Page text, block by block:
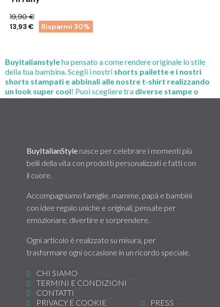
19,90 €
13,93 €
Risparmi 30%
Buyitalianstyleha pensato a come rendere originale lo stile
della tua bambina. Scegli i nostri shorts pailette e i nostri
shorts stampati e abbinali alle nostre t-shirt realizzando
un look super cool! Puoi scegliere tra diverse stampe o
personalizzareil suo shorts con il suo nome o con la stampa
BuyItalianStyle nasce per celebrare i momenti più
belli della vita con prodotti personalizzati e fatti con
il cuore.
Accompagniamo famiglie, mamme, papà e bambini
con idee regalo uniche e originali, pensate per
emozionare, divertire e sorprendere.
Ogni articolo è realizzato su misura, per
trasformare ogni occasione in un ricordo speciale.
CHI SIAMO
TERMINI E CONDIZIONI
CONTATTI
PRIVACY E COOKIE
PRESS